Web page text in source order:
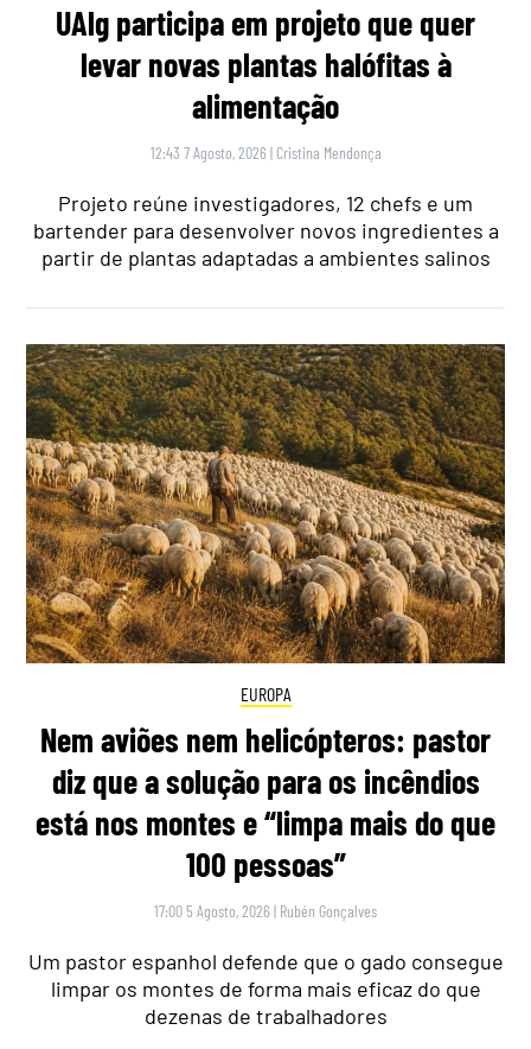
UAlg participa em projeto que quer
levar novas plantas halófitas à
alimentação
12:43 7 Agosto, 2026 | Cristina Mendonça
Projeto reúne investigadores, 12 chefs e um
bartender para desenvolver novos ingredientes a
partir de plantas adaptadas a ambientes salinos
EUROPA
Nem aviões nem helicópteros: pastor
diz que a solução para os incêndios
está nos montes e “limpa mais do que
100 pessoas”
17:00 5 Agosto, 2026 | Rubén Gonçalves
Um pastor espanhol defende que o gado consegue
limpar os montes de forma mais eficaz do que
dezenas de trabalhadores